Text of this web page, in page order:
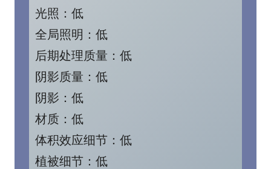
光照：低
全局照明：低
后期处理质量：低
阴影质量：低
阴影：低
材质：低
体积效应细节：低
植被细节：低